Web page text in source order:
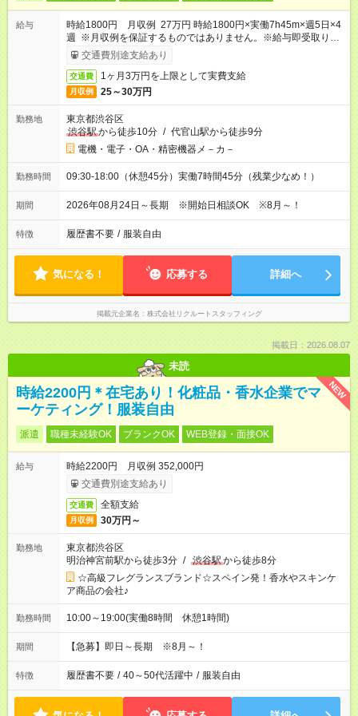
給与
時給1800円 月収例 27万円 時給1800円×実働7h45m×週5日×4
週 ※月収例を保証するものではありません。※給与即受取りサ
ービス利用可（利用条件有）
交通費別途支給あり
交通費 1ヶ月3万円を上限として実費支給
月収例 25～30万円
勤務地
東京都渋谷区
渋谷駅から徒歩10分 / 代官山駅から徒歩9分
電機・電子・OA・精密機器メ－カ－
勤務時間 09:30-18:00（休憩45分）実働7時間45分（残業少なめ！）
期間 2026年08月24日～長期 ※開始日相談OK ※8月～！
特徴 履歴書不要 / 服装自由
気になる！ 応募する 詳細へ
掲載元企業名 株式会社リクルートスタッフィング
掲載日：2026.08.07
未読
NEW
時給2200円＊在宅あり！化粧品・香水企業でマ
ーケティング！服装自由
派遣 職種未経験OK ブランクOK WEB登録・面接OK
給与
時給2200円 月収例 352,000円
交通費別途支給あり
交通費 全額支給
月収例 30万円～
勤務地
東京都渋谷区
明治神宮前駅から徒歩3分 / 渋谷駅から徒歩8分
☆高級フレグランスブランド☆スペイン発！香水やスキンケ
ア商品の会社♪
勤務時間 10:00～19:00(実働8時間 休憩1時間)
期間 【急募】即日～長期 ※8月～！
特徴 履歴書不要 / 40～50代活躍中 / 服装自由